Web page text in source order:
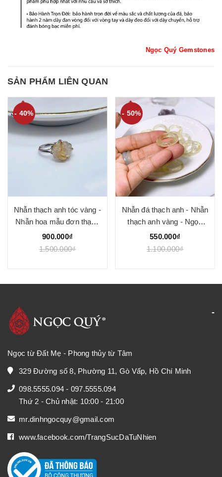
Ngọc Quý Gemstones
SẢN PHẨM LIÊN QUAN
- 40%
Nhẫn thạch anh tóc vàng -
Nhẫn hoa mẫu đơn thạch
anh tóc vàng - Ngọc Quý
900.000₫
1.500.000₫
- 50%
Nhẫn đá thạch anh - Nhẫn
thạch anh vàng - Ngọc
Quý
550.000₫
1.100.000₫
Ngọc từ Đất Mẹ - Phong thủy từ Tâm
329 Đường số 8, Phường 11, Gò Vấp, Hồ Chí Minh
098.5555.094 - 097.5555.094
Thứ 2 - Chủ nhật: 10:00 - 21:00
mr.dinhngocquy@gmail.com
www.facebook.com/TrangSucDaTuNhien